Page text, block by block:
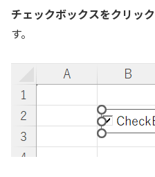
チェックボックスをクリック
す。